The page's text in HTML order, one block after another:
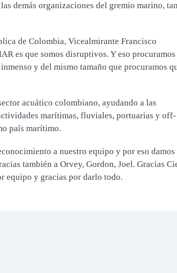
demás organizaciones del gremio marino,
de Colombia, Vicealmirante Francisco
es que somos disruptivos. Y eso procuramos
y del mismo tamaño que procuramos
acuático colombiano, ayudando a las
marítimas, fluviales, portuarias y off-
país marítimo.
a nuestro equipo y por eso damos
también a Orvey, Gordon, Joel. Gracias
equipo y gracias por darlo todo.